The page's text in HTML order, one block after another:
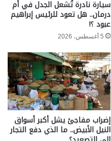
سيارة نادرة تُشعل الجدل في أم
درمان.. هل تعود للرئيس إبراهيم
عبود ؟!
5 أغسطس، 2026
إضراب مفاجئ يشل أكبر أسواق
النيل الأبيض.. ما الذي دفع التجار